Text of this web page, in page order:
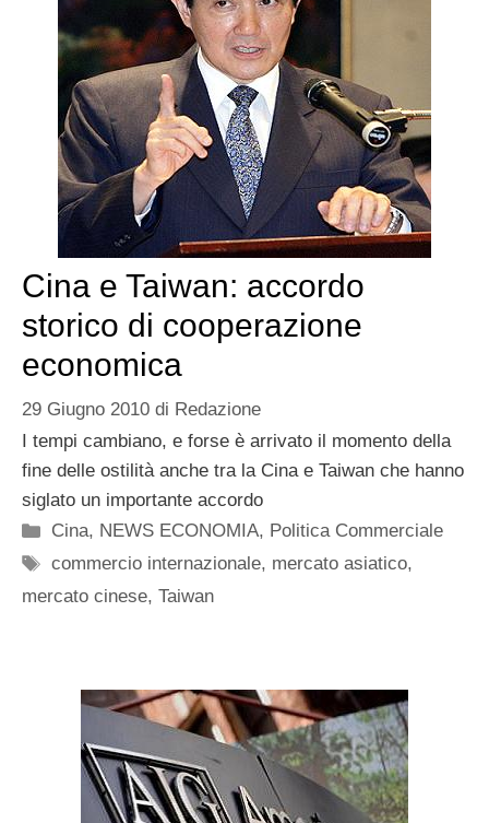
Cina e Taiwan: accordo
storico di cooperazione
economica
29 Giugno 2010 di Redazione
I tempi cambiano, e forse è arrivato il momento della
fine delle ostilità anche tra la Cina e Taiwan che hanno
siglato un importante accordo
Categorie
Cina, NEWS ECONOMIA, Politica Commerciale
Tag
commercio internazionale, mercato asiatico,
mercato cinese, Taiwan